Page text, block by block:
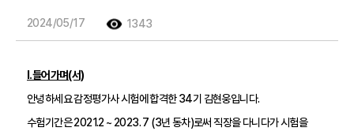
2024/05/17 1343
Ⅰ.들어가며(서)
안녕하세요 감정평가사 시험에 합격한 34기 김현웅입니다.
수험기간은 2021.2 ~ 2023. 7 (3년 동차)로써 직장을 다니다가 시험을